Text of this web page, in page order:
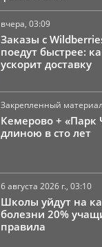
вчера, 03:09
Заказы с
поедут быстрее:
ускорит доставку
Закрепленный материал
Кемерово + «Парк
длиною в сто лет
6 августа 2026 г., 03:10
Школы уйдут на
болезни 20%
правила